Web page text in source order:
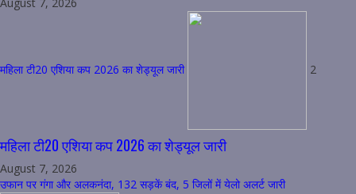
महिला टी20 एशिया कप 2026 का शेड्यूल जारी 2
महिला टी20 एशिया कप 2026 का शेड्यूल जारी
August 7, 2026
उफान पर गंगा और अलकनंदा, 132 सड़कें बंद, 5 जिलों में येलो अलर्ट जारी